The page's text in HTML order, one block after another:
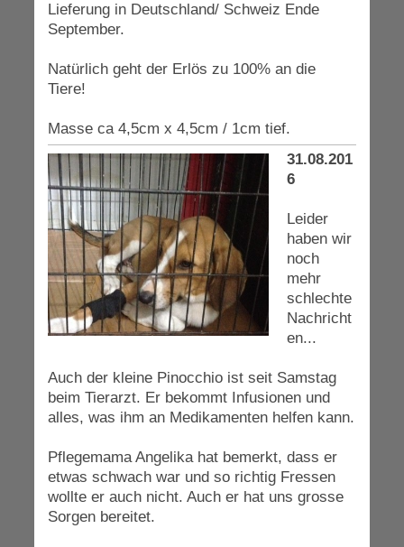
Lieferung in Deutschland/ Schweiz Ende
September.
Natürlich geht der Erlös zu 100% an die
Tiere!
Masse ca 4,5cm x 4,5cm / 1cm tief.
31.08.201
6
Leider
haben wir
noch
mehr
schlechte
Nachricht
en...
Auch der kleine Pinocchio ist seit Samstag
beim Tierarzt. Er bekommt Infusionen und
alles, was ihm an Medikamenten helfen kann.
Pflegemama Angelika hat bemerkt, dass er
etwas schwach war und so richtig Fressen
wollte er auch nicht. Auch er hat uns grosse
Sorgen bereitet.